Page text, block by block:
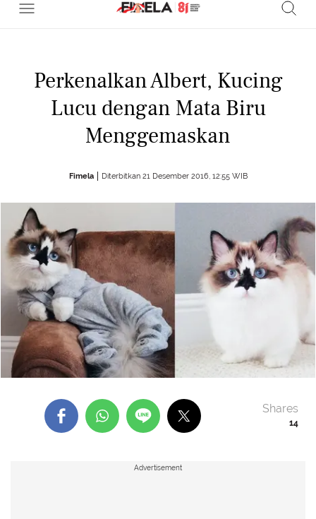
Perkenalkan Albert, Kucing
Lucu dengan Mata Biru
Menggemaskan
Fimela Diterbitkan 21 Desember 2016, 12:55 WIB
14
Shares
Advertisement